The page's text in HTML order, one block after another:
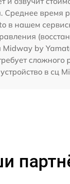
Среднее время
в нашем
Midway by
в сц